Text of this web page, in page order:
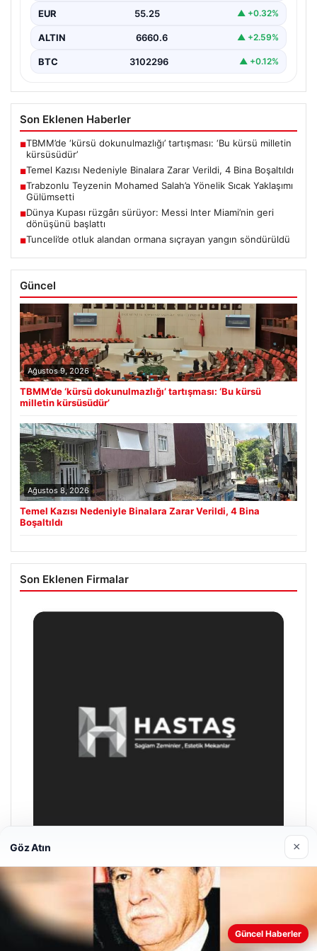
EUR 55.25 ▲ +0.32%
ALTIN 6660.6 ▲ +2.59%
BTC 3102296 ▲ +0.12%
Son Eklenen Haberler
■TBMM’de ‘kürsü dokunulmazlığı’ tartışması: ‘Bu kürsü milletin
kürsüsüdür’
■Temel Kazısı Nedeniyle Binalara Zarar Verildi, 4 Bina Boşaltıldı
■Trabzonlu Teyzenin Mohamed Salah’a Yönelik Sıcak Yaklaşımı
Gülümsetti
■Dünya Kupası rüzgârı sürüyor: Messi Inter Miami’nin geri
dönüşünü başlattı
■Tunceli’de otluk alandan ormana sıçrayan yangın söndürüldü
Güncel
Ağustos 9, 2026
TBMM’de ‘kürsü dokunulmazlığı’ tartışması: ‘Bu kürsü
milletin kürsüsüdür’
Ağustos 8, 2026
Temel Kazısı Nedeniyle Binalara Zarar Verildi, 4 Bina
Boşaltıldı
Son Eklenen Firmalar
Prenses Night Club
Nisan 29, 2026
Web sitemizi nasıl kullandığınızı daha iyi anlayabilmek,
deneyiminizi kişiselleştirmek ve geliştirmek amacıyla çerezler
Göz Atın ×
Güncel Haberler